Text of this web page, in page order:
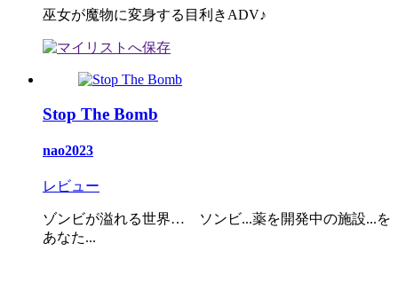
巫女が魔物に変身する目利きADV♪
Stop The Bomb
nao2023
レビュー
ゾンビが溢れる世界… ソンビ...薬を開発中の施設...を
あなた...